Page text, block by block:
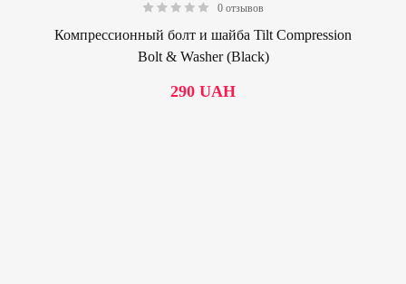
0 отзывов
Компрессионный болт и шайба Tilt Compression
Bolt & Washer (Black)
290 UAH